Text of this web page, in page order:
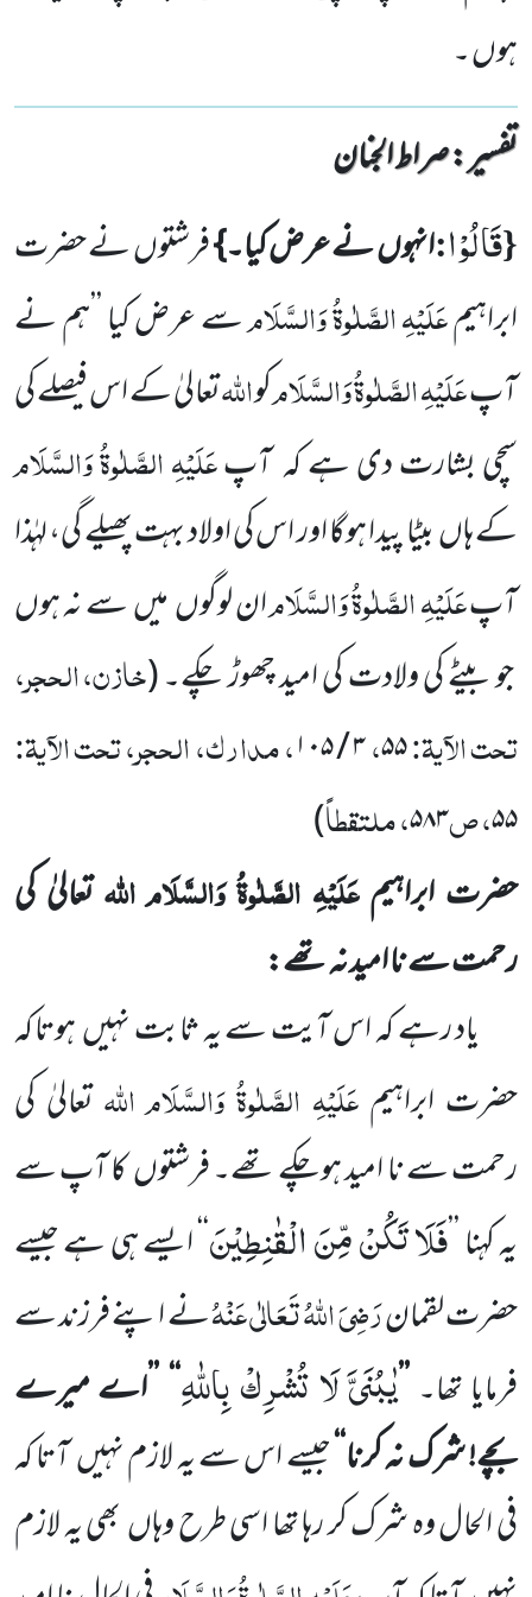
ہوں ۔
تفسیر : ‎صراط الجنان
{قَالُوْا:انہوںنے عرض کیا۔}فرشتوںنے حضرت
ابراہیمعَلَیْہِ الصَّلٰوۃُ وَالسَّلَامسے عرض کیا ’’ہم نے
آپعَلَیْہِ الصَّلٰوۃُ وَالسَّلَامکواللّٰہتعالیٰ کے اس فیصلے کی
سچی بشارت دی ہے کہآپعَلَیْہِ الصَّلٰوۃُ وَالسَّلَام
کے ہاںبیٹا پیدا ہوگا اور اس کی اولاد بہت پھیلے گی، لہٰذا
آپعَلَیْہِ الصَّلٰوۃُ وَالسَّلَامان لوگوںمیںسے نہ ہوں
جو بیٹے کی ولادت کی امید چھوڑ چکے۔(خازن، الحجر،
تحت الآیۃ:۵۵،۳ / ۱۰۵ ، مدارک، الحجر، تحت الآیۃ:
۵۵، ص۵۸۳، ملتقطاً)
حضرت ابراہیمعَلَیْہِ الصَّلٰوۃُ وَالسَّلَاماللّٰہتعالیٰ کی
رحمت سے نا امید نہ تھے:
یاد رہے کہ اس آیت سے یہ ثابت نہیںہوتا کہ
حضرت ابراہیمعَلَیْہِ الصَّلٰوۃُ وَالسَّلَام اللّٰہتعالیٰ کی
رحمت سے نا امیدہوچکے تھے۔ فرشتوںکا آپ سے
یہ کہنا ’’فَلَا تَكُنْ مِّنَ الْقٰنِطِیْنَ‘‘ ایسے ہی ہے جیسے
حضرت لقمانرَضِیَ اللّٰہُ تَعَالٰی عَنْہُنے اپنے فرزند سے
فرمایا تھا۔ ’’یٰبُنَیَّ لَا تُشْرِكْ بِاللّٰهِ‘‘
’’اے میرے
بچے! شرک نہ کرنا‘‘جیسے اس سے یہ لازم نہیںآتا کہ
فی الحال وہ شرک کر رہا تھا اسی طرح وہاںبھی یہ لازم